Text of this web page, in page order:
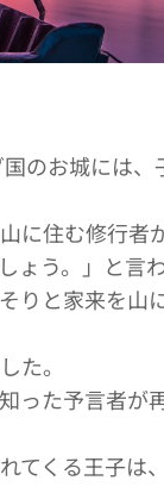
のお城には、
に住む修行者
ょう。」と言
りと家来を山
た。
った予言者が
てくる王子は